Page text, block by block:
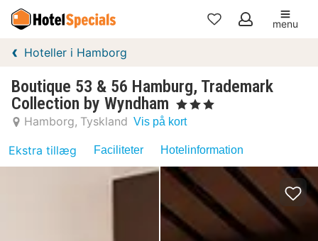
Mine
menu
Hoteller i Hamborg
Boutique 53 & 56 Hamburg, Trademark
Collection by Wyndham
, 3 Stjerner
Hamborg Tyskland Vis på kort
Ekstra tillæg Faciliteter Hotelinformation